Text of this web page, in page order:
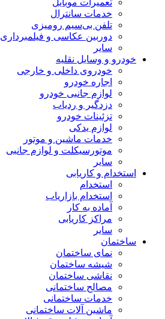
تعمیرات موبایل
خدمات سانترال
تلفن بی‌سیم رومیزی
دوربین عکاسی و فیلمبرداری
سایر
خودرو و وسایل نقلیه
خودروی داخلی و خارجی
اجاره خودرو
لوازم جانبی خودرو
دزدگیر و ردیاب
تزئینات خودرو
لوازم یدکی
خدمات ماشین و موتور
موتورسیکلت و لوازم جانبی
سایر
استخدام و کاریابی
استخدام
استخدام بازاریاب
آماده به کار
مراکز کاریابی
سایر
ساختمان
نمای ساختمان
شیشه ساختمان
نقاشی ساختمان
مصالح ساختمانی
خدمات ساختمانی
ماشین آلات ساختمانی